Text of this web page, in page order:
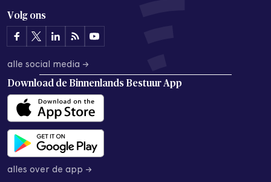
Volg ons
alle social media →
Download de Binnenlands Bestuur App
alles over de app →